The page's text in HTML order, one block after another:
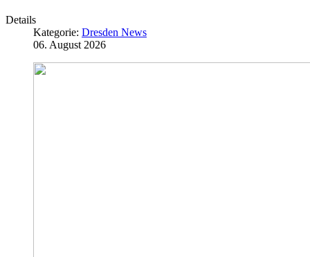
Details
Kategorie: Dresden News
06. August 2026